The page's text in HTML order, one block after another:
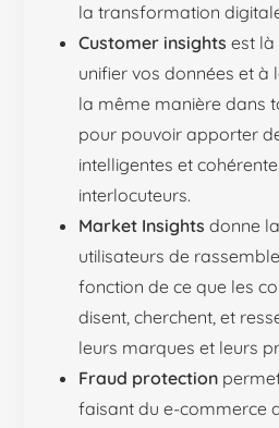
la transformation
Customer insightsest
unifier vos données et à
la même manière dans
pour pouvoir apporter
intelligentes et
interlocuteurs.
Market Insightsdonne
utilisateurs de
fonction de ce que les
disent, cherchent, et
leurs marques et leurs
Fraud protection
faisant du e-commerce